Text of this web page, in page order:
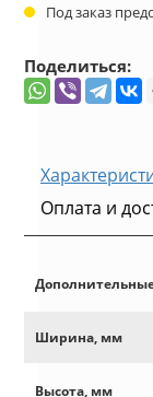
Под заказ
Поделиться:
Оплата и
Ширина, мм
Высота, мм